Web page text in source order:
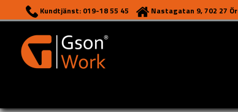
Kundtjänst: 019-18 55 45 Nastagatan 9, 702 27